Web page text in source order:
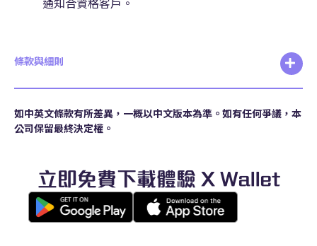
條款與細則
如中英文條款有所差異，一概以中文版本為準。如有任何爭議，本
公司保留最終決定權。
立即免費下載體驗 X Wallet